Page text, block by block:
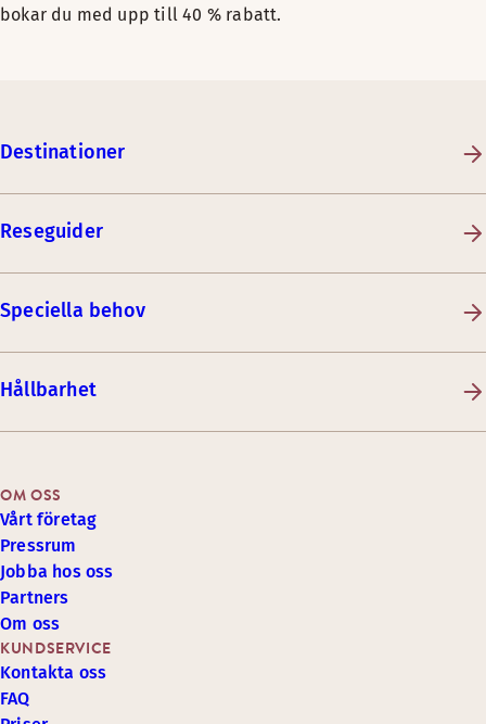
bokar du med upp till 40 % rabatt.
Destinationer
Reseguider
Speciella behov
Hållbarhet
KUNDSERVICE
Kontakta oss
FAQ
OM OSS
Vårt företag
Pressrum
Jobba hos oss
Partners
Om oss